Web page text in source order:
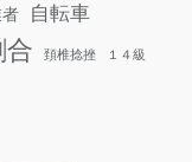
者 自転車
合 頚椎捻挫 １４級